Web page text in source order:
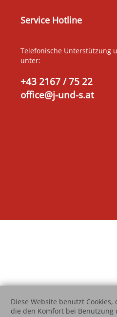
Service Hotline
Telefonische Unterstützung
unter:
+43 2167 / 75 22
office@j-und-s.at
Diese Website benutzt
die den Komfort bei